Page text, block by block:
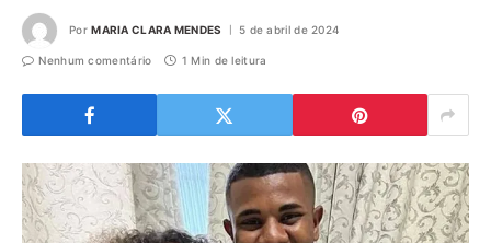
Por MARIA CLARA MENDES 5 de abril de 2024
Nenhum comentário 1 Min de leitura